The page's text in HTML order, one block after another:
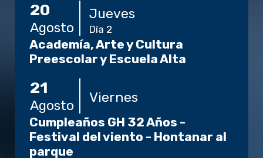
20
Agosto
Jueves
Día 2
Academía, Arte y Cultura
Preescolar y Escuela Alta
21
Agosto Viernes
Cumpleaños GH 32 Años -
Festival del viento - Hontanar al
parque